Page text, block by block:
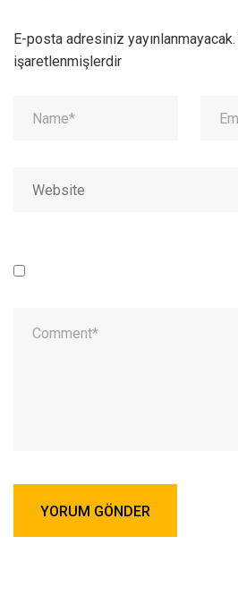
E-posta adresiniz yayınlanmayacak.
işaretlenmişlerdir